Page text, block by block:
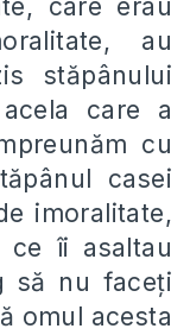
care erau
au
stăpânului
care a
cu
casei
imoralitate,
ce îi asaltau
să nu faceți
omul acesta